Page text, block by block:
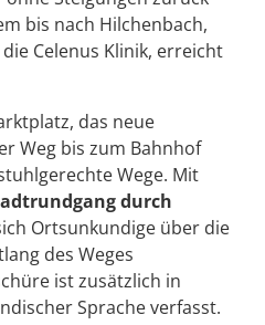
bis nach Hilchenbach,
Celenus Klinik, erreicht
das neue
Weg bis zum Bahnhof
Wege. Mit
durch
Ortsunkundige über die
des Weges
ist zusätzlich in
Sprache verfasst.